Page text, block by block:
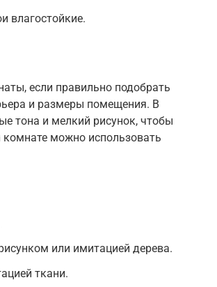
влагостойкие.
если правильно подобрать
и размеры помещения. В
тона и мелкий рисунок, чтобы
комнате можно использовать
или имитацией дерева.
ткани.